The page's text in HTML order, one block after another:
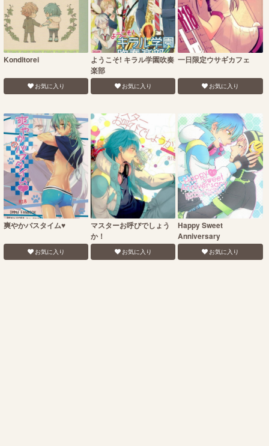
Konditorei
お気に入り
ようこそ! キラル学園吹奏
楽部
お気に入り
一日限定ウサギカフェ
お気に入り
爽やかバスタイム♥
お気に入り
マスターお呼びでしょう
か！
お気に入り
Happy Sweet
Anniversary
お気に入り